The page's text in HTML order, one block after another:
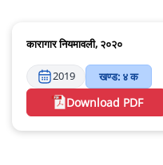
कारागार नियमावली, २०२०
2019 खण्ड: ४ क
Download PDF